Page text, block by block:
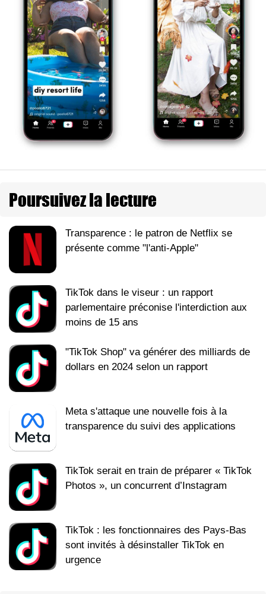
Poursuivez la lecture
Transparence : le patron de Netflix se
présente comme "l'anti-Apple"
TikTok dans le viseur : un rapport
parlementaire préconise l'interdiction aux
moins de 15 ans
"TikTok Shop" va générer des milliards de
dollars en 2024 selon un rapport
Meta s'attaque une nouvelle fois à la
transparence du suivi des applications
TikTok serait en train de préparer « TikTok
Photos », un concurrent d’Instagram
TikTok : les fonctionnaires des Pays-Bas
sont invités à désinstaller TikTok en
urgence